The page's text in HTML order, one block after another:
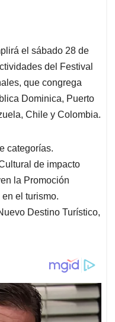
el sábado 28 de
del Festival
que congrega
Dominica, Puerto
Chile y Colombia.
categorías.
de impacto
la Promoción
el turismo.
Destino Turístico,